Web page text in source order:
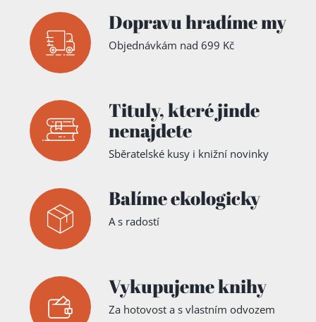
pracující:
učeb.
text
Dopravu hradíme my
Objednávkám nad 699 Kč
Tituly,které jinde
nenajdete
Sběratelské kusy i knižní novinky
Balíme ekologicky
A s radostí
Vykupujeme knihy
Za hotovost a s vlastním odvozem